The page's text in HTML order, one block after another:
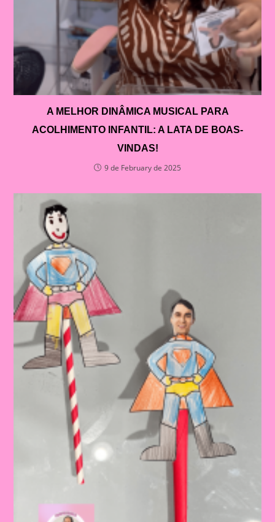
A MELHOR DINÂMICA MUSICAL PARA
ACOLHIMENTO INFANTIL: A LATA DE BOAS-
VINDAS!
9 de February de 2025